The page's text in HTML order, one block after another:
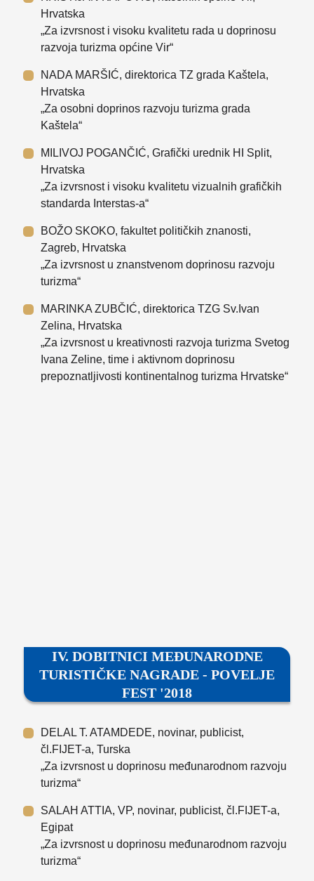
Hrvatska
„Za izvrsnost i visoku kvalitetu rada u doprinosu
razvoja turizma općine Vir“
NADA MARŠIĆ, direktorica TZ grada Kaštela,
Hrvatska
„Za osobni doprinos razvoju turizma grada
Kaštela“
MILIVOJ POGANČIĆ, Grafički urednik HI Split,
Hrvatska
„Za izvrsnost i visoku kvalitetu vizualnih grafičkih
standarda Interstas-a“
BOŽO SKOKO, fakultet političkih znanosti,
Zagreb, Hrvatska
„Za izvrsnost u znanstvenom doprinosu razvoju
turizma“
MARINKA ZUBČIĆ, direktorica TZG Sv.Ivan
Zelina, Hrvatska
„Za izvrsnost u kreativnosti razvoja turizma Svetog
Ivana Zeline, time i aktivnom doprinosu
prepoznatljivosti kontinentalnog turizma Hrvatske“
IV. DOBITNICI MEĐUNARODNE
TURISTIČKE NAGRADE - POVELJE
FEST '2018
DELAL T. ATAMDEDE, novinar, publicist,
čl.FIJET-a, Turska
„Za izvrsnost u doprinosu međunarodnom razvoju
turizma“
SALAH ATTIA, VP, novinar, publicist, čl.FIJET-a,
Egipat
„Za izvrsnost u doprinosu međunarodnom razvoju
turizma“